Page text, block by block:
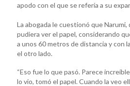
apodo con el que se refería a su
La abogada le cuestionó que Narumi,
pudiera ver el papel, considerando
a unos 60 metros de distancia y con
el otro lado.
“Eso fue lo que pasó. Parece
lo vio, tomó el papel. Cuando la veo